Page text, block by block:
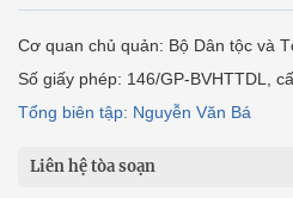
Cơ quan chủ quản: Bộ Dân tộc và
Số giấy phép: 146/GP-BVHTTDL,
Tổng biên tập: Nguyễn Văn Bá
Liên hệ tòa soạn